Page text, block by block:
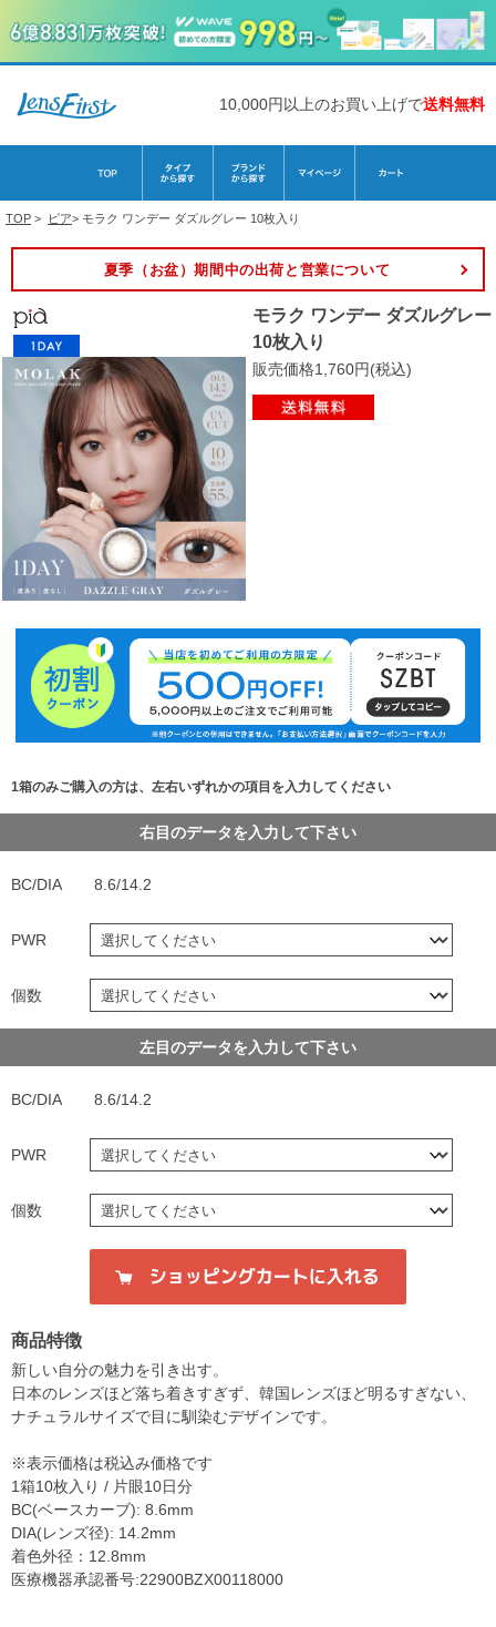
10,000円以上のお買い上げで送料無料
TOP > ピア> モラク ワンデー ダズルグレー 10枚入り
夏季（お盆）期間中の出荷と営業について
モラク ワンデー ダズルグレー
10枚入り
販売価格1,760円(税込)
1箱のみご購入の方は、左右いずれかの項目を入力してください
右目のデータを入力して下さい
BC/DIA 8.6/14.2
PWR
個数
左目のデータを入力して下さい
BC/DIA 8.6/14.2
PWR
個数
商品特徴
新しい自分の魅力を引き出す。
日本のレンズほど落ち着きすぎず、韓国レンズほど明るすぎない、
ナチュラルサイズで目に馴染むデザインです。
※表示価格は税込み価格です
1箱10枚入り / 片眼10日分
BC(ベースカーブ): 8.6mm
DIA(レンズ径): 14.2mm
着色外径：12.8mm
医療機器承認番号:22900BZX00118000